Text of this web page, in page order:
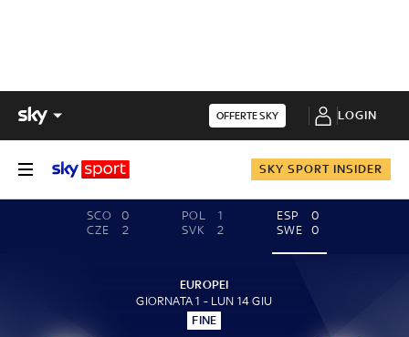
OFFERTE SKY LOGIN
SKY SPORT INSIDER
SCO
0
CZE
2
POL
1
SVK
2
ESP
0
SWE
0
EUROPEI
GIORNATA 1 - LUN 14 GIU
FINE